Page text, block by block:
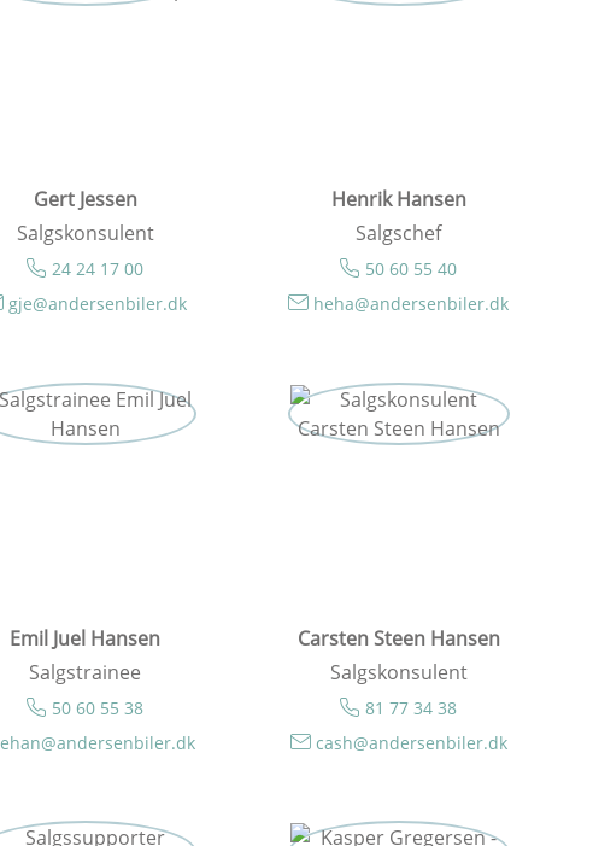
Gert Jessen
Salgskonsulent
24 24 17 00
gje@andersenbiler.dk
Henrik Hansen
Salgschef
50 60 55 40
heha@andersenbiler.dk
Emil Juel Hansen
Salgstrainee
50 60 55 38
ehan@andersenbiler.dk
Carsten Steen Hansen
Salgskonsulent
81 77 34 38
cash@andersenbiler.dk